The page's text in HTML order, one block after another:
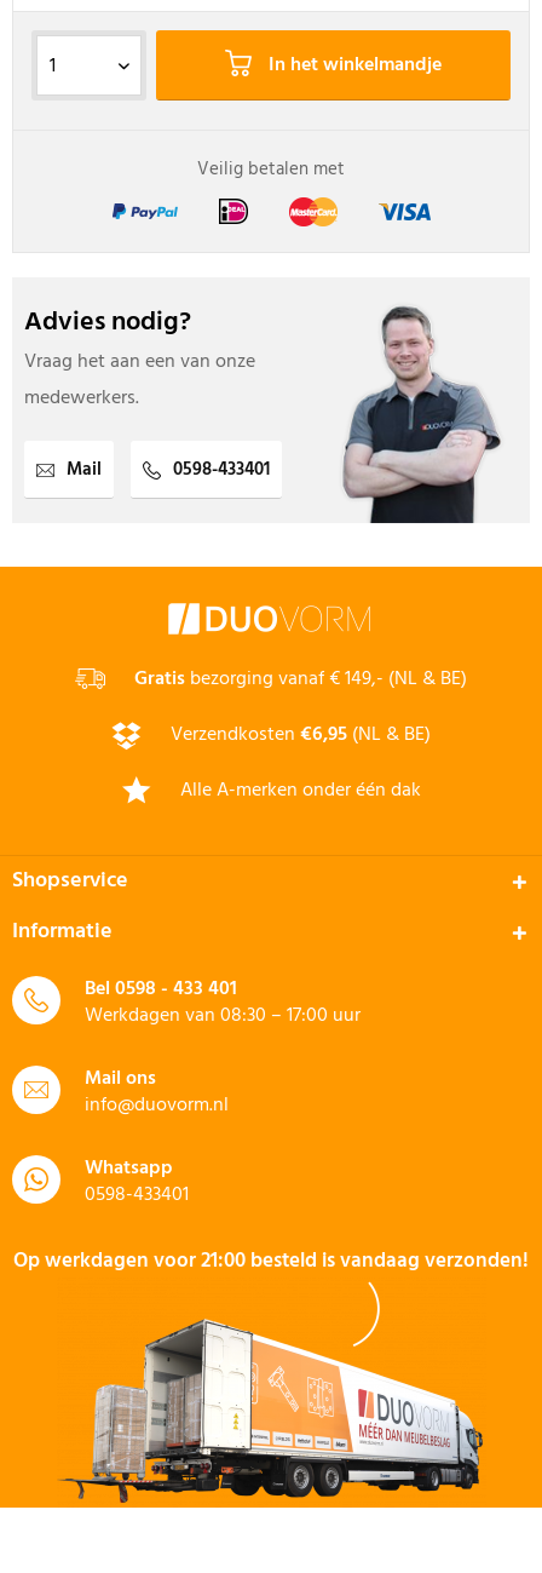
In het winkelmandje
Veilig betalen met
Advies nodig?
Vraag het aan een van onze
medewerkers.
Mail 0598-433401
Gratisbezorging vanaf € 149,- (NL & BE)
Verzendkosten€6,95(NL & BE)
Alle A-merken onder één dak
Shopservice
Informatie
Bel0598 - 433 401
Werkdagen van 08:30 – 17:00 uur
Mail ons
info@duovorm.nl
Whatsapp
0598-433401
Op werkdagen voor 21:00 besteld is vandaag verzonden!